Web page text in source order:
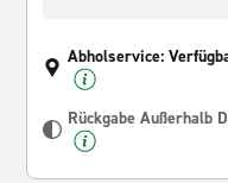
Abholservice:
Rückgabe Außerhalb